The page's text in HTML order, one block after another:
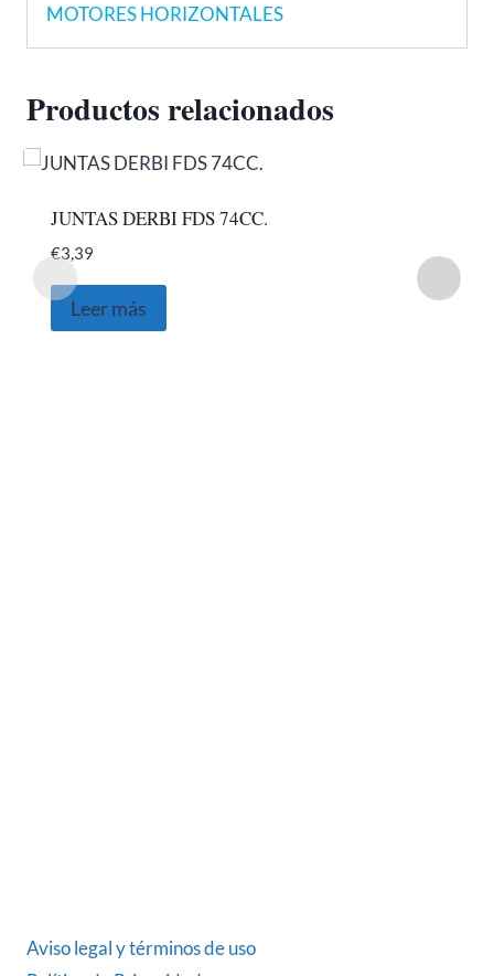
MOTORES HORIZONTALES
Productos relacionados
JUNTAS DERBI FDS 74CC.
€3,39
Leer más
Aviso legal y términos de uso